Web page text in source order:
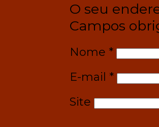
O seu
Campos
Nome *
E-mail *
Site